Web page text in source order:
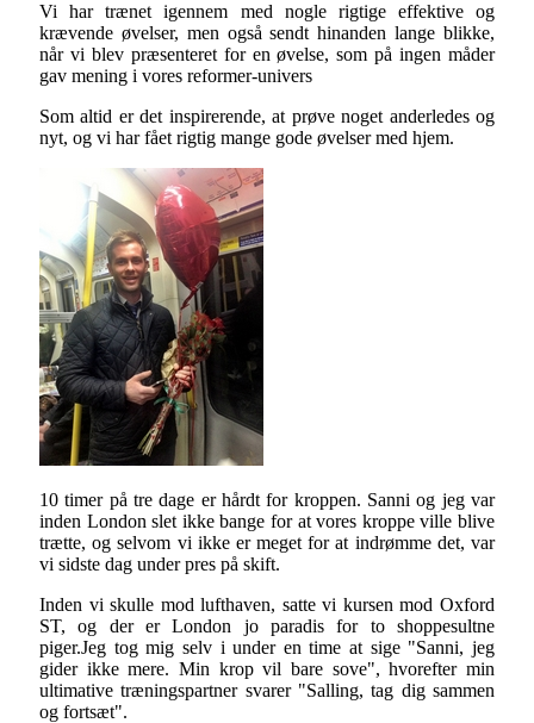
Vi har trænet igennem med nogle rigtige effektive og
krævende øvelser, men også sendt hinanden lange blikke,
når vi blev præsenteret for en øvelse, som på ingen måder
gav mening i vores reformer-univers
Som altid er det inspirerende, at prøve noget anderledes og
nyt, og vi har fået rigtig mange gode øvelser med hjem.
10 timer på tre dage er hårdt for kroppen. Sanni og jeg var
inden London slet ikke bange for at vores kroppe ville blive
trætte, og selvom vi ikke er meget for at indrømme det, var
vi sidste dag under pres på skift.
Inden vi skulle mod lufthaven, satte vi kursen mod Oxford
ST, og der er London jo paradis for to shoppesultne
piger.Jeg tog mig selv i under en time at sige "Sanni, jeg
gider ikke mere. Min krop vil bare sove", hvorefter min
ultimative træningspartner svarer "Salling, tag dig sammen
og fortsæt".